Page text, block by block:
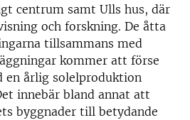
centrum samt Ulls hus, där
och forskning. De åtta
tillsammans med
kommer att förse
en årlig solelproduktion
innebär bland annat att
byggnader till betydande